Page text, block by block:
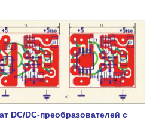
DC/DC-преобразователей с